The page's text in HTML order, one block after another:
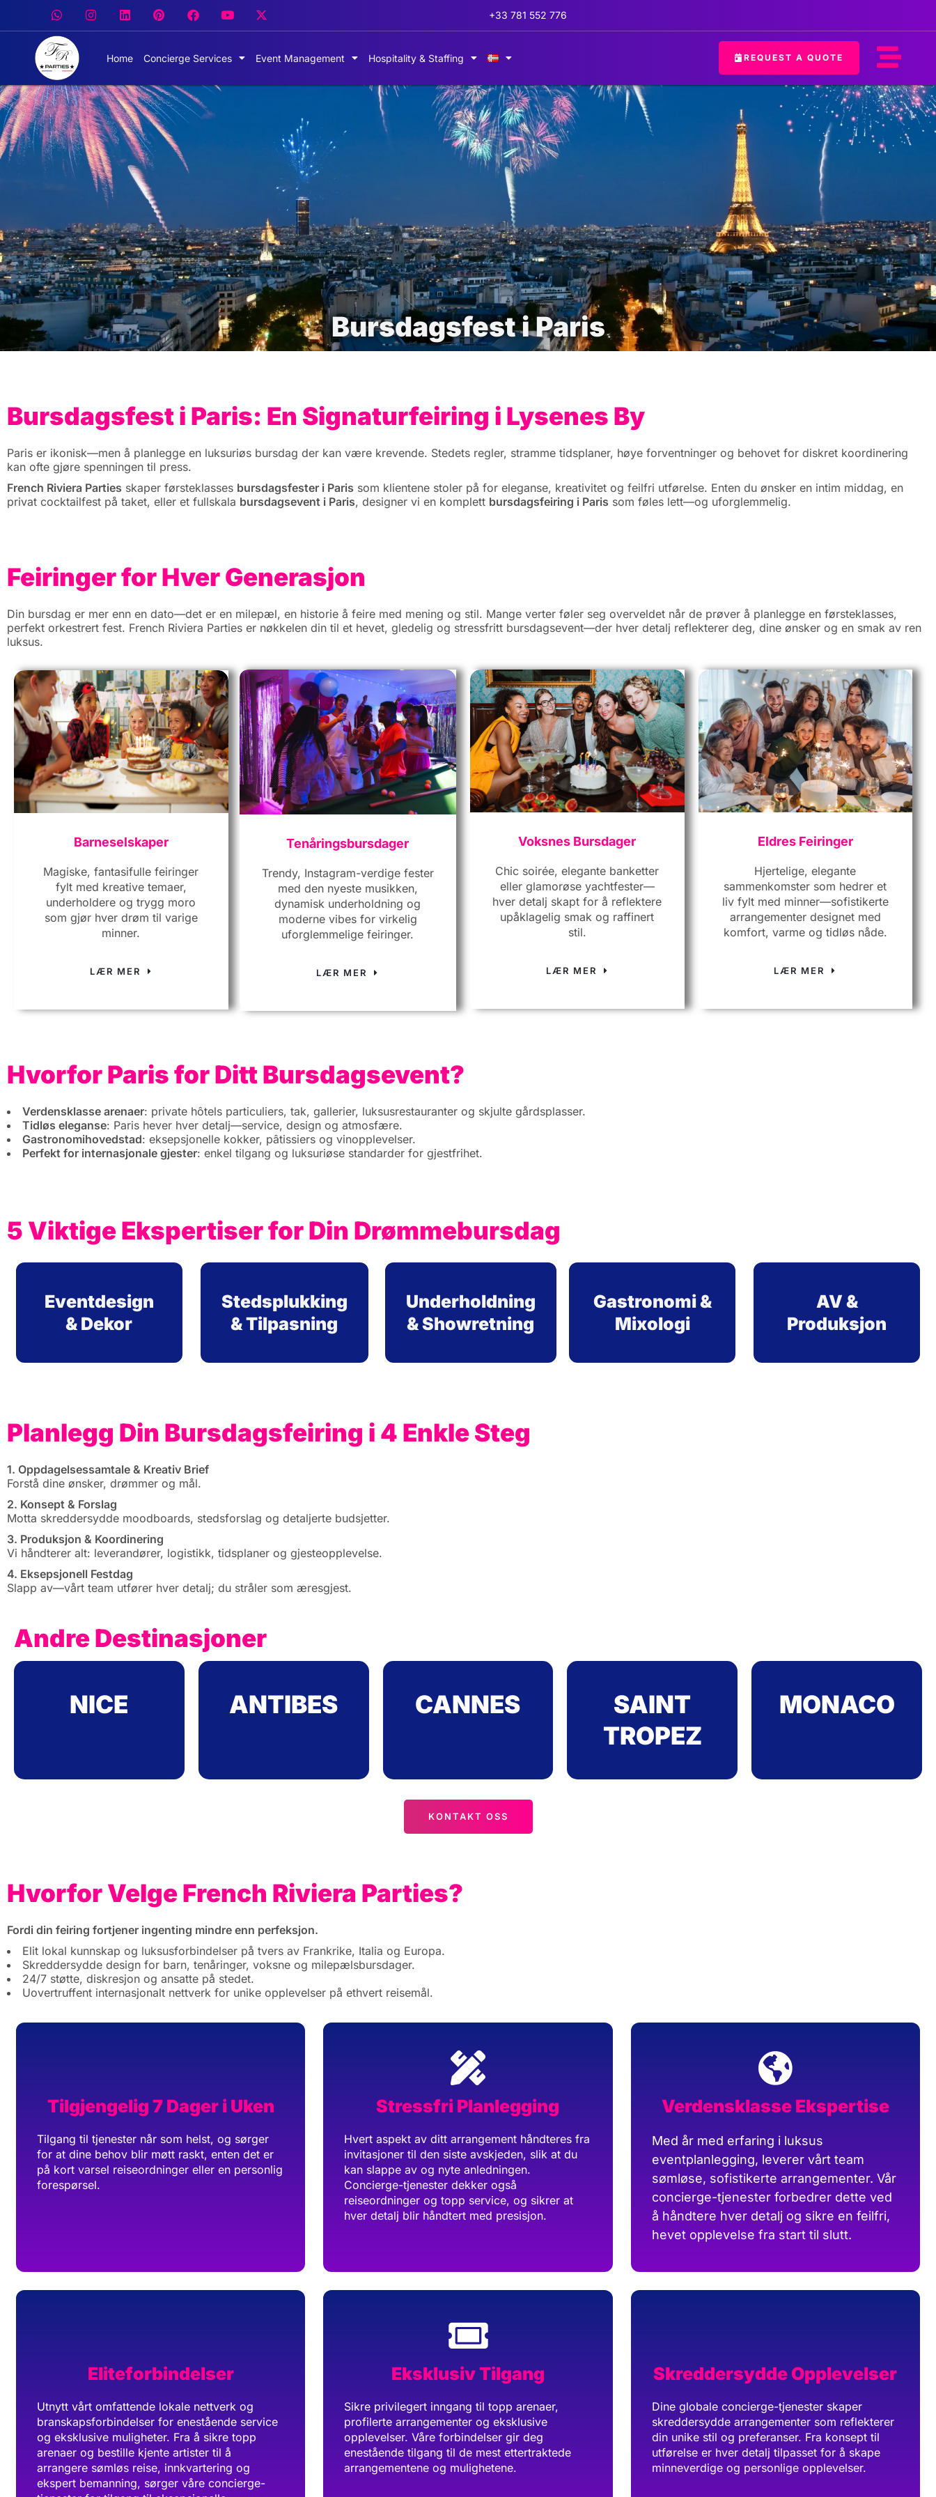
+33 781 552 776
Home Concierge Services Event Management Hospitality & Staffing REQUEST A QUOTE
Bursdagsfest i Paris
Bursdagsfest i Paris: En Signaturfeiring i Lysenes By
Paris er ikonisk—men å planlegge en luksuriøs bursdag der kan være krevende. Stedets regler, stramme tidsplaner, høye forventninger og behovet for diskret koordinering
kan ofte gjøre spenningen til press.
French Riviera Parties skaper førsteklasses bursdagsfester i Paris som klientene stoler på for eleganse, kreativitet og feilfri utførelse. Enten du ønsker en intim middag, en
privat cocktailfest på taket, eller et fullskala bursdagsevent i Paris, designer vi en komplett bursdagsfeiring i Paris som føles lett—og uforglemmelig.
Feiringer for Hver Generasjon
Din bursdag er mer enn en dato—det er en milepæl, en historie å feire med mening og stil. Mange verter føler seg overveldet når de prøver å planlegge en førsteklasses,
perfekt orkestrert fest. French Riviera Parties er nøkkelen din til et hevet, gledelig og stressfritt bursdagsevent—der hver detalj reflekterer deg, dine ønsker og en smak av ren
luksus.
Barneselskaper
Magiske, fantasifulle feiringer
fylt med kreative temaer,
underholdere og trygg moro
som gjør hver drøm til varige
minner.
LÆR MER
Tenåringsbursdager
Trendy, Instagram-verdige fester
med den nyeste musikken,
dynamisk underholdning og
moderne vibes for virkelig
uforglemmelige feiringer.
LÆR MER
Voksnes Bursdager
Chic soirée, elegante banketter
eller glamorøse yachtfester—
hver detalj skapt for å reflektere
upåklagelig smak og raffinert
stil.
LÆR MER
Eldres Feiringer
Hjertelige, elegante
sammenkomster som hedrer et
liv fylt med minner—sofistikerte
arrangementer designet med
komfort, varme og tidløs nåde.
LÆR MER
Hvorfor Paris for Ditt Bursdagsevent?
Verdensklasse arenaer: private hôtels particuliers, tak, gallerier, luksusrestauranter og skjulte gårdsplasser.
Tidløs eleganse: Paris hever hver detalj—service, design og atmosfære.
Gastronomihovedstad: eksepsjonelle kokker, pâtissiers og vinopplevelser.
Perfekt for internasjonale gjester: enkel tilgang og luksuriøse standarder for gjestfrihet.
5 Viktige Ekspertiser for Din Drømmebursdag
Eventdesign
& Dekor
Stedsplukking
& Tilpasning
Underholdning
& Showretning
Gastronomi &
Mixologi
AV &
Produksjon
Planlegg Din Bursdagsfeiring i 4 Enkle Steg
1. Oppdagelsessamtale & Kreativ Brief
Forstå dine ønsker, drømmer og mål.
2. Konsept & Forslag
Motta skreddersydde moodboards, stedsforslag og detaljerte budsjetter.
3. Produksjon & Koordinering
Vi håndterer alt: leverandører, logistikk, tidsplaner og gjesteopplevelse.
4. Eksepsjonell Festdag
Slapp av—vårt team utfører hver detalj; du stråler som æresgjest.
Andre Destinasjoner
NICE ANTIBES CANNES
SAINT
TROPEZ
MONACO
KONTAKT OSS
Hvorfor Velge French Riviera Parties?
Fordi din feiring fortjener ingenting mindre enn perfeksjon.
Elit lokal kunnskap og luksusforbindelser på tvers av Frankrike, Italia og Europa.
Skreddersydde design for barn, tenåringer, voksne og milepælsbursdager.
24/7 støtte, diskresjon og ansatte på stedet.
Uovertruffent internasjonalt nettverk for unike opplevelser på ethvert reisemål.
Tilgjengelig 7 Dager i Uken
Tilgang til tjenester når som helst, og sørger
for at dine behov blir møtt raskt, enten det er
på kort varsel reiseordninger eller en personlig
forespørsel.
Stressfri Planlegging
Hvert aspekt av ditt arrangement håndteres fra
invitasjoner til den siste avskjeden, slik at du
kan slappe av og nyte anledningen.
Concierge-tjenester dekker også
reiseordninger og topp service, og sikrer at
hver detalj blir håndtert med presisjon.
Verdensklasse Ekspertise
Med år med erfaring i luksus
eventplanlegging, leverer vårt team
sømløse, sofistikerte arrangementer. Vår
concierge-tjenester forbedrer dette ved
å håndtere hver detalj og sikre en feilfri,
hevet opplevelse fra start til slutt.
Eliteforbindelser
Utnytt vårt omfattende lokale nettverk og
branskapsforbindelser for enestående service
og eksklusive muligheter. Fra å sikre topp
arenaer og bestille kjente artister til å
arrangere sømløs reise, innkvartering og
ekspert bemanning, sørger våre concierge-
Eksklusiv Tilgang
Sikre privilegert inngang til topp arenaer,
profilerte arrangementer og eksklusive
opplevelser. Våre forbindelser gir deg
enestående tilgang til de mest ettertraktede
arrangementene og mulighetene.
Skreddersydde Opplevelser
Dine globale concierge-tjenester skaper
skreddersydde arrangementer som reflekterer
din unike stil og preferanser. Fra konsept til
utførelse er hver detalj tilpasset for å skape
minneverdige og personlige opplevelser.